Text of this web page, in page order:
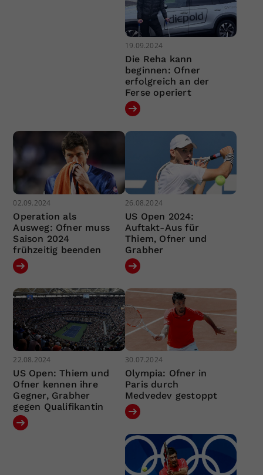
19.09.2024
Die Reha kann
beginnen: Ofner
erfolgreich an der
Ferse operiert
02.09.2024
Operation als
Ausweg: Ofner muss
Saison 2024
frühzeitig beenden
26.08.2024
US Open 2024:
Auftakt-Aus für
Thiem, Ofner und
Grabher
22.08.2024
US Open: Thiem und
Ofner kennen ihre
Gegner, Grabher
gegen Qualifikantin
30.07.2024
Olympia: Ofner in
Paris durch
Medvedev gestoppt